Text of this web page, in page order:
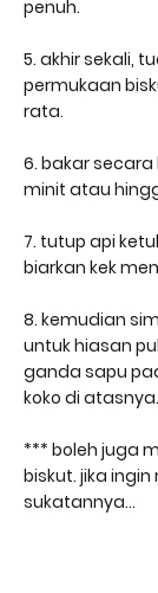
penuh.
5. akhir sekali,
permukaan
rata.
6. bakar secara
minit atau
7. tutup api
biarkan kek
8. kemudian
untuk hiasan
ganda sapu
koko di
*** boleh juga
biskut. jika
sukatannya...